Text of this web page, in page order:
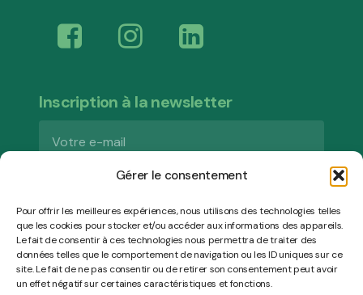
Gérer le consentement
Pour offrir les meilleures expériences, nous utilisons des technologies telles
que les cookies pour stocker et/ou accéder aux informations des appareils.
Le fait de consentir à ces technologies nous permettra de traiter des
données telles que le comportement de navigation ou les ID uniques sur ce
site. Le fait de ne pas consentir ou de retirer son consentement peut avoir
un effet négatif sur certaines caractéristiques et fonctions.
Inscription à la newsletter